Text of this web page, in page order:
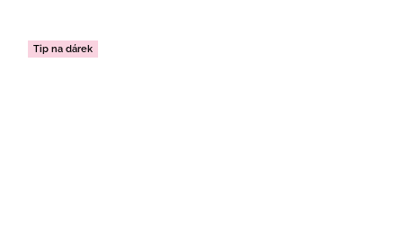
Tip na dárek